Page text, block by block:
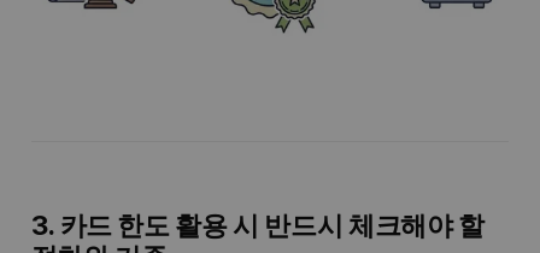
3. 카드 한도 활용 시 반드시 체크해야 할